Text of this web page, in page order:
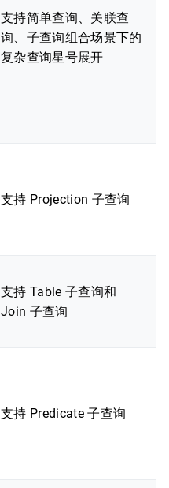
支持简单查询、关联查
询、子查询组合场景下的
复杂查询星号展开
支持 Projection 子查询
支持 Table 子查询和
Join 子查询
支持 Predicate 子查询